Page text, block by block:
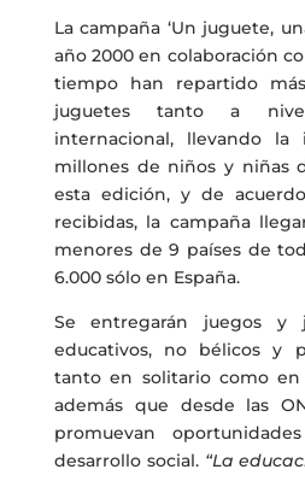
La campaña ‘Un juguete,
año 2000 en colaboración
tiempo han repartido
juguetes tanto a
internacional, llevando
millones de niños y niñas
esta edición, y de
recibidas, la campaña
menores de 9 países de
6.000 sólo en España.
Se entregarán juegos y
educativos, no bélicos y
tanto en solitario como
además que desde las
promuevan
desarrollo social. “La